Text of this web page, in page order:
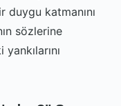
katmanını
sözlerine